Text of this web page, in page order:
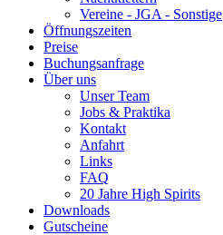
Vereine - JGA - Sonstige
Öffnungszeiten
Preise
Buchungsanfrage
Über uns
Unser Team
Jobs & Praktika
Kontakt
Anfahrt
Links
FAQ
20 Jahre High Spirits
Downloads
Gutscheine